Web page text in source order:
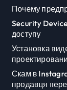
Почему
Security
доступу
Установка
Скам в
продавця